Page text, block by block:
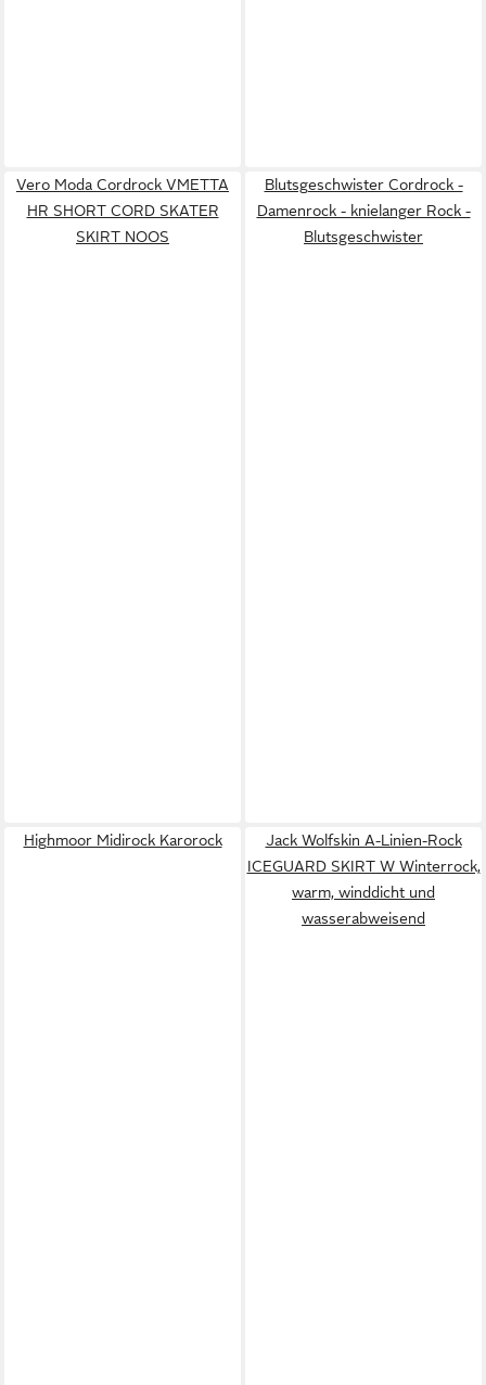
Vero Moda Cordrock VMETTA
HR SHORT CORD SKATER
SKIRT NOOS
Blutsgeschwister Cordrock -
Damenrock - knielanger Rock -
Blutsgeschwister
Highmoor Midirock Karorock
Jack Wolfskin A-Linien-Rock
ICEGUARD SKIRT W Winterrock,
warm, winddicht und
wasserabweisend